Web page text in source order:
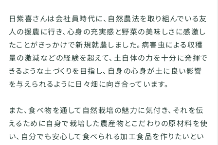
日紫喜さんは会社員時代に、自然農法を取り組んでいる友
人の援農に行き、心身の充実感と野菜の美味しさに感激し
たことがきっかけで新規就農しました。病害虫による収穫
量の激減などの経験を超えて、土自体の力を十分に発揮で
きるような土づくりを目指し、自身の心身が土に良い影響
を与えられるように日々畑に向き合っています。
また、食べ物を通して自然栽培の魅力に気付き、それを伝
えるために自身で栽培した農産物とこだわりの原材料を使
い、自分でも安心して食べられる加工食品を作りたいとい